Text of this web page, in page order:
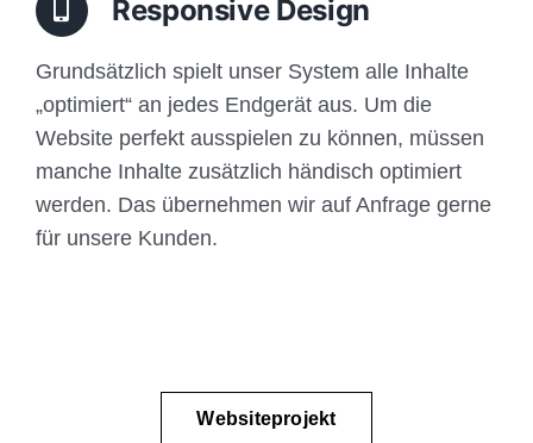
Responsive Design
Grundsätzlich spielt unser System alle Inhalte
„optimiert“ an jedes Endgerät aus. Um die
Website perfekt ausspielen zu können, müssen
manche Inhalte zusätzlich händisch optimiert
werden. Das übernehmen wir auf Anfrage gerne
für unsere Kunden.
Websiteprojekt